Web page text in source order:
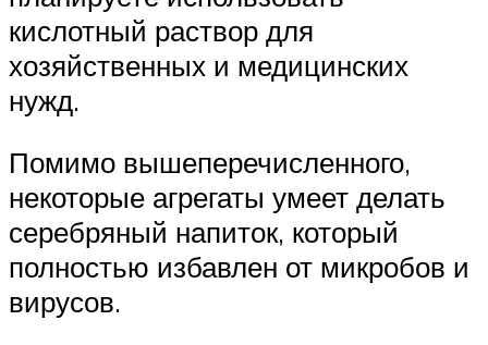
кислотный раствор для
хозяйственных и медицинских
нужд.
Помимо вышеперечисленного,
некоторые агрегаты умеет делать
серебряный напиток, который
полностью избавлен от микробов и
вирусов.